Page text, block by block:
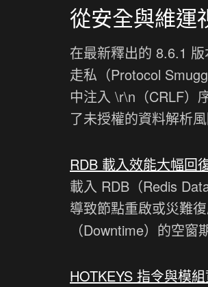
從安全與維運
在最新釋出的 8.6.1
走私（Protocol
中注入 \r\n（CRLF）
了未授權的資料解析風
RDB 載入效能大幅回
載入 RDB（Redis
導致節點重啟或災難
（Downtime）的空窗
HOTKEYS 指令與模